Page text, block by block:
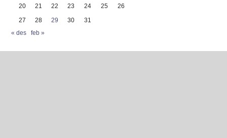
20
21 22 23 24 25
26
27
28 29 30
31
« des
feb »